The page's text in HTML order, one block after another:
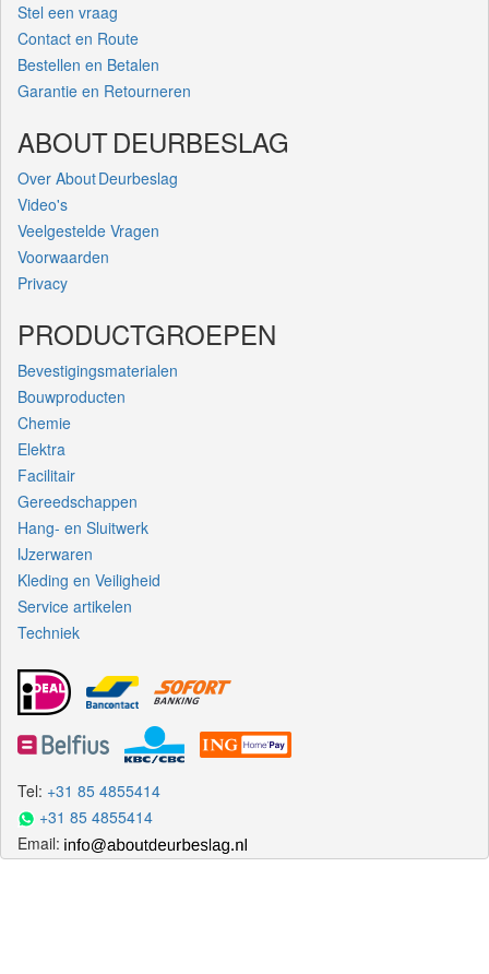
Stel een vraag
Contact en Route
Bestellen en Betalen
Garantie en Retourneren
ABOUT DEURBESLAG
Over About Deurbeslag
Video's
Veelgestelde Vragen
Voorwaarden
Privacy
PRODUCTGROEPEN
Bevestigingsmaterialen
Bouwproducten
Chemie
Elektra
Facilitair
Gereedschappen
Hang- en Sluitwerk
IJzerwaren
Kleding en Veiligheid
Service artikelen
Techniek
Tel: +31 85 4855414
+31 85 4855414
Email: